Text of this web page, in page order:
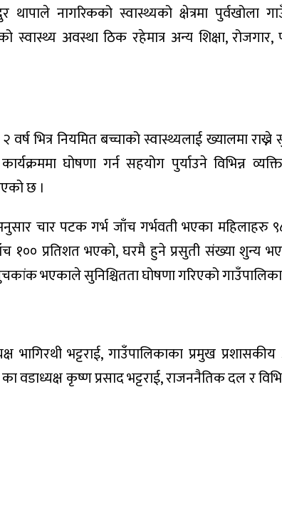
थापाले नागरिकको स्वास्थ्यको क्षेत्रमा पुर्वखोला
स्वास्थ्य अवस्था ठिक रहेमात्र अन्य शिक्षा,
वर्ष भित्र नियमित बच्चाको स्वास्थ्यलाई ख्यालमा
घोषणा गर्न सहयोग पुर्याउने विभिन्न
छ ।
चार पटक गर्भ जाँच गर्भवती भएका महिलाहरु
१०० प्रतिशत भएको, घरमै हुने प्रसुती संख्या शुन्य
भएकाले सुनिश्चितता घोषणा गरिएको
भागिरथी भट्टराई, गाउँपालिकाका प्रमुख
का वडाध्यक्ष कृष्ण प्रसाद भट्टराई, राजननैतिक दल र